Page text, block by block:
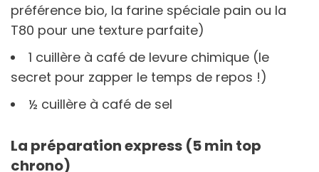
préférence bio, la farine spéciale pain ou la
T80 pour une texture parfaite)
1 cuillère à café de levure chimique (le
secret pour zapper le temps de repos !)
½ cuillère à café de sel
La préparation express (5 min top
chrono)